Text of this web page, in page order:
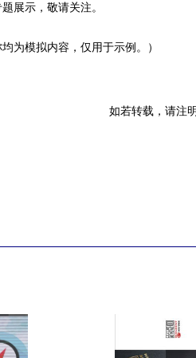
展示，敬请关注。
为模拟内容，仅用于示例。）
如若转载，请注